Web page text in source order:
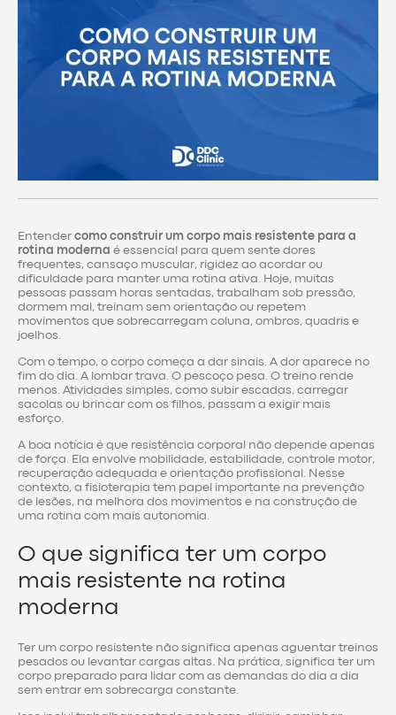
Entender como construir um corpo mais resistente para a
rotina moderna é essencial para quem sente dores
frequentes, cansaço muscular, rigidez ao acordar ou
dificuldade para manter uma rotina ativa. Hoje, muitas
pessoas passam horas sentadas, trabalham sob pressão,
dormem mal, treinam sem orientação ou repetem
movimentos que sobrecarregam coluna, ombros, quadris e
joelhos.
Com o tempo, o corpo começa a dar sinais. A dor aparece no
fim do dia. A lombar trava. O pescoço pesa. O treino rende
menos. Atividades simples, como subir escadas, carregar
sacolas ou brincar com os filhos, passam a exigir mais
esforço.
A boa notícia é que resistência corporal não depende apenas
de força. Ela envolve mobilidade, estabilidade, controle motor,
recuperação adequada e orientação profissional. Nesse
contexto, a fisioterapia tem papel importante na prevenção
de lesões, na melhora dos movimentos e na construção de
uma rotina com mais autonomia.
O que significa ter um corpo
mais resistente na rotina
moderna
Ter um corpo resistente não significa apenas aguentar treinos
pesados ou levantar cargas altas. Na prática, significa ter um
corpo preparado para lidar com as demandas do dia a dia
sem entrar em sobrecarga constante.